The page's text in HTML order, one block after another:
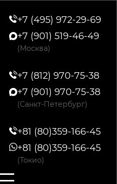
+7 (495) 972-29-69
+7 (901) 519-46-49
(Москва)
+7 (812) 970-75-38
+7 (901) 970-75-38
(Санкт-Петербург)
+81 (80)359-166-45
+81 (80)359-166-45
(Токио)